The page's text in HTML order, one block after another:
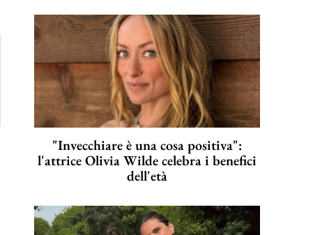
"Invecchiare è una cosa positiva":
l'attrice Olivia Wilde celebra i benefici
dell'età